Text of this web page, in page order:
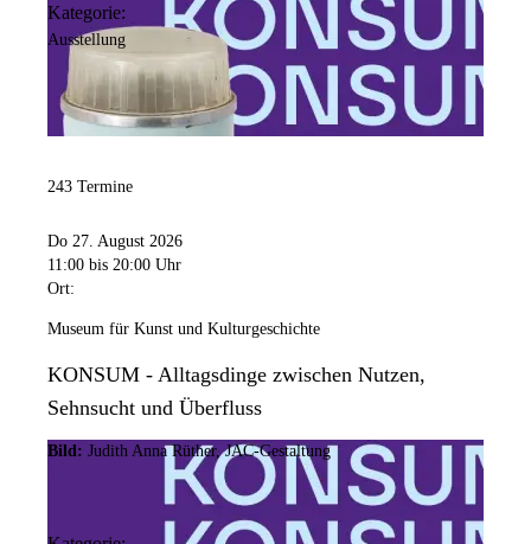
Kategorie:
Ausstellung
243 Termine
Do 27. August 2026
11:00 bis 20:00 Uhr
Ort:
Museum für Kunst und Kulturgeschichte
KONSUM - Alltagsdinge zwischen Nutzen,
Sehnsucht und Überfluss
Bild: Judith Anna Rüther, JAC-Gestaltung